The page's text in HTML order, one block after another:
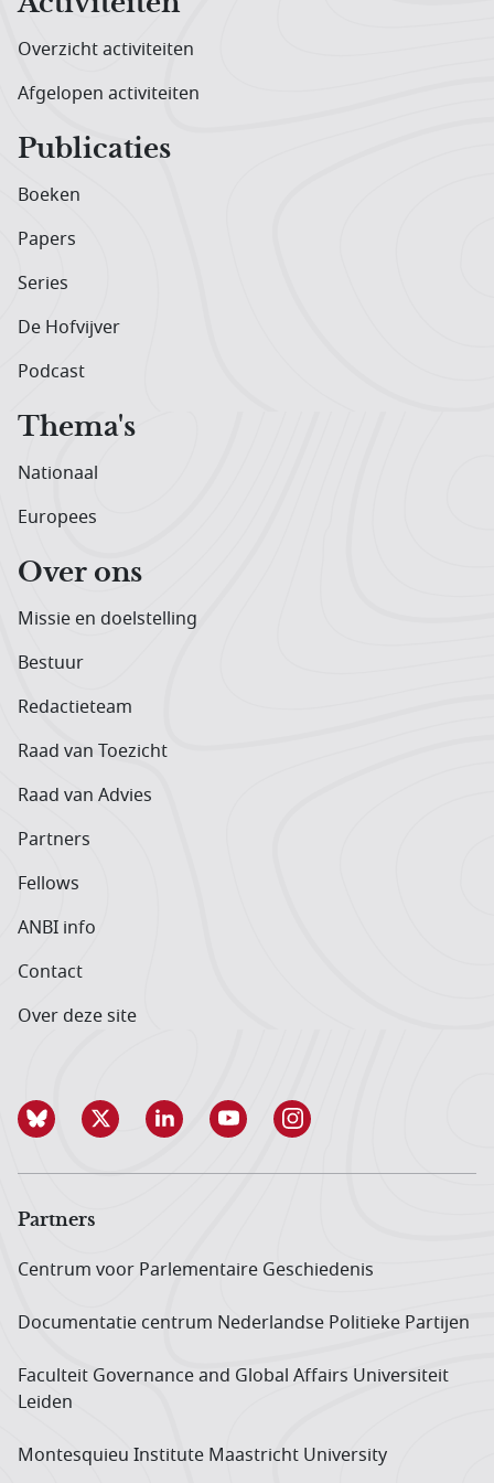
Overzicht activiteiten
Afgelopen activiteiten
Publicaties
Boeken
Papers
Series
De Hofvijver
Podcast
Thema's
Nationaal
Europees
Over ons
Missie en doelstelling
Bestuur
Redactieteam
Raad van Toezicht
Raad van Advies
Partners
Fellows
ANBI info
Contact
Over deze site
Partners
Centrum voor Parlementaire Geschiedenis
Documentatie centrum Neder­landse Politieke Partijen
Faculteit Governance and Global Affairs Universiteit
Leiden
Montesquieu Institute Maastricht University